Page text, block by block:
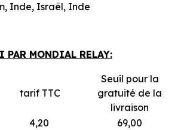
Inde, Israël, Inde
PAR MONDIAL RELAY:
tarif TTC
Seuil pour la
gratuité de la
livraison
4,20
69,00